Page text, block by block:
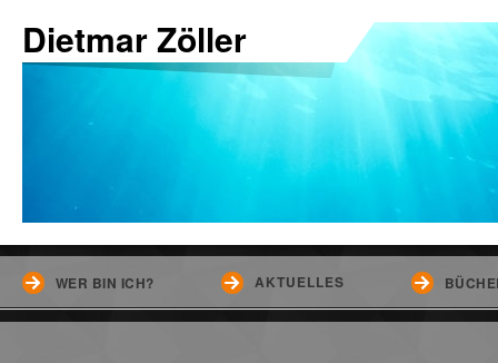
Dietmar Zöller
WER BIN ICH? AKTUELLES